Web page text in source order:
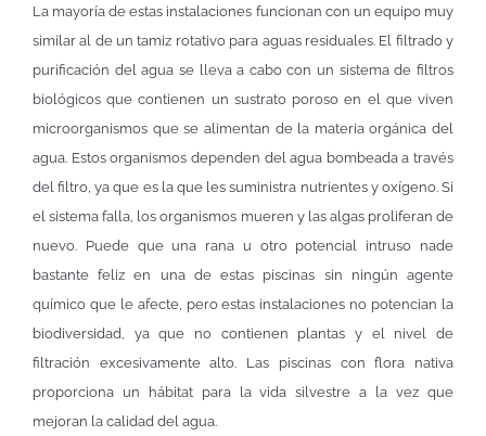
La mayoría de estas instalaciones funcionan con un equipo muy
similar al de un tamiz rotativo para aguas residuales. El filtrado y
purificación del agua se lleva a cabo con un sistema de filtros
biológicos que contienen un sustrato poroso en el que viven
microorganismos que se alimentan de la materia orgánica del
agua. Estos organismos dependen del agua bombeada a través
del filtro, ya que es la que les suministra nutrientes y oxígeno. Si
el sistema falla, los organismos mueren y las algas proliferan de
nuevo. Puede que una rana u otro potencial intruso nade
bastante feliz en una de estas piscinas sin ningún agente
químico que le afecte, pero estas instalaciones no potencian la
biodiversidad, ya que no contienen plantas y el nivel de
filtración excesivamente alto. Las piscinas con flora nativa
proporciona un hábitat para la vida silvestre a la vez que
mejoran la calidad del agua.